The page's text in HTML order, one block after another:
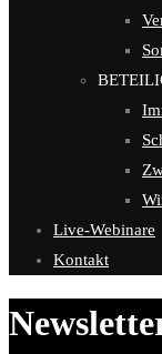
Live-Webinare
Kontakt